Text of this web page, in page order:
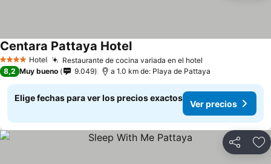
4 EstrellasHotel Restaurante de cocina variada en el hotel
Centara Pattaya HotelVer precios
8,2 Muy bueno 9.049 a 1.0 km de: Playa de Pattaya
Elige fechas para ver los precios exactos
Ver precios
Compartir